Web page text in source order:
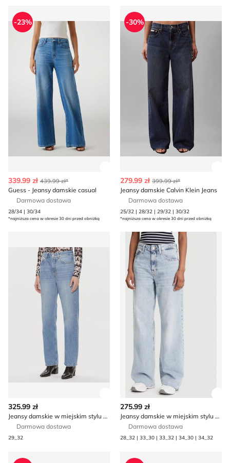
Guess - Jeansy damskie casual
-23%
339.99 zł 439.99 zł*
Guess - Jeansy damskie casual
Darmowa dostawa
28/34 | 30/34
*najniższa cena w okresie 30 dni przed obniżką
Jeansy damskie Calvin Klein
-30%
279.99 zł 399.99 zł*
Jeansy damskie Calvin Klein Jeans
Darmowa dostawa
25/32 | 28/32 | 29/32 | 30/32
*najniższa cena w okresie 30 dni przed obniżką
Jeansy damskie w miejskim stylu HUGO
Zobacz szczegóły produktu
325.99 zł
Jeansy damskie w miejskim stylu HUGO
Darmowa dostawa
29_32
Jeansy damskie w
275.99 zł
Jeansy damskie w miejskim stylu casualowe Tommy Jeans
Darmowa dostawa
28_32 | 33_30 | 33_32 | 34_30 | 34_32
Jeansy damskie casual Liu Jo JeansJeansy damskie w miejskim